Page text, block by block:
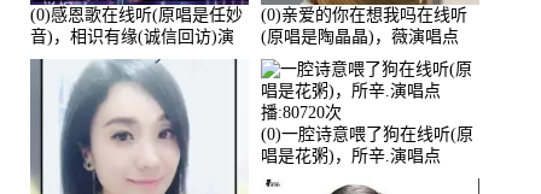
(0)感恩歌在线听(原唱是任妙
音)，相识有缘(诚信回访)演
唱点播:161288次
(0)亲爱的你在想我吗在线听
(原唱是陶晶晶)，薇演唱点
播:159722次
(0)一腔诗意喂了狗在线听(原
唱是花粥)，所辛.演唱点
播:80720次